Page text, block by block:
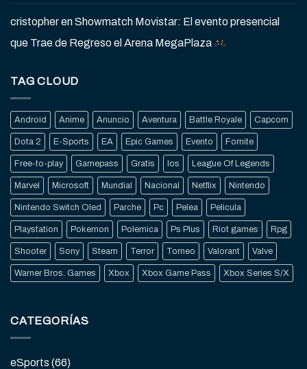
cristopherenShowmatch Movistar: El evento presencial
que Trae de Regreso el Arena MegaPlaza
TAG CLOUD
Android Anime Anuncio Aventura Battle Royale Capcom
Dota 2 E-Sports EA Epic Games Evento Fornite
Free-to-play Gamepass Gratis Ios League Of Legends
Marvel Microsoft Mundial Nacional Netflix Nintendo
Nintendo Switch Oled Parche Pc Pelea Pelicula
Playstation Pokemon Polemica Ps Plus Riot games Rpg
Shooter Sony Steam Terror Torneo Valorant Valve
Warner Bros. Games Xbox Xbox Game Pass Xbox Series S/X
CATEGORÍAS
eSports (66)